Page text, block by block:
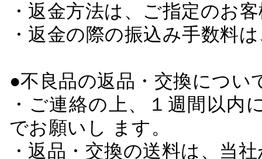
・返金方法は、ご指定のお
・返金の際の振込み手数料
●不良品の返品・交換につい
・ご連絡の上、１週間以
でお願いし ます。
・返品・交換の送料は、当